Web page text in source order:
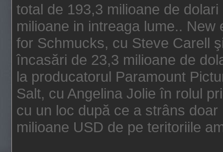
total de 193,3 milioane de
milioane in intreaga lume..
for Schmucks, cu Steve Carell
încasări de 23,3 milioane de
la producatorul Paramount
Salt, cu Angelina Jolie în rolul
cu un loc după ce a strâns
milioane USD de pe teritoriile